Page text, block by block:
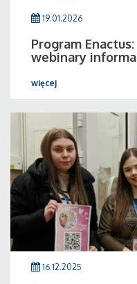
19.01.2026
Program
webinary
więcej
16.12.2025